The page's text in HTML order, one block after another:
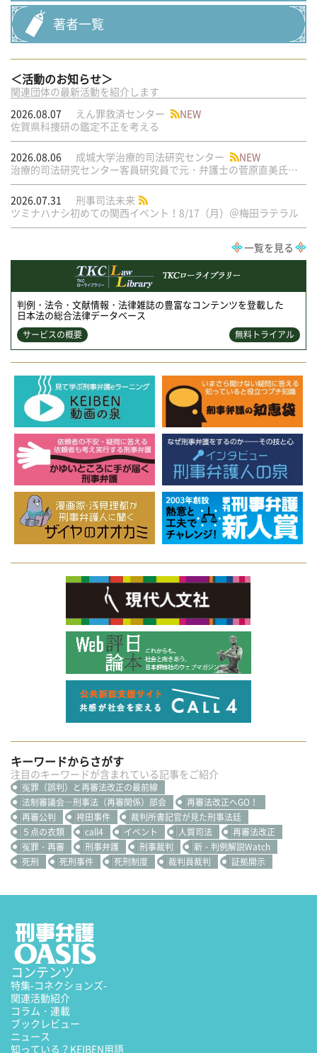
著者一覧
＜活動のお知らせ＞
関連団体の最新活動を紹介します
2026.08.07
えん罪救済センター
NEW
佐賀県科捜研の鑑定不正を考える
2026.08.06 成城大学治療的司法研究センター
NEW
治療的司法研究センター客員研究員で元・弁護士の菅原直美氏の論文が公刊されました
2026.07.31
刑事司法未来
ツミナハナシ初めての関西イベント！8/17（月）＠梅田ラテラル
一覧を見る
判例・法令・文献情報・法律雑誌の豊富なコンテンツを登載した
日本法の総合法律データベース
サービスの概要 無料トライアル
キーワードからさがす
注目のキーワードが含まれている記事をご紹介
冤罪（誤判）と再審法改正の最前線
法制審議会―刑事法（再審関係）部会
再審法改正へGO！
再審公判
袴田事件
裁判所書記官が見た刑事法廷
５点の衣類
call4 イベント 人質司法
再審法改正
冤罪・再審
刑事弁護 刑事裁判
新・判例解説Watch
死刑
死刑事件 死刑制度 裁判員裁判 証拠開示
コンテンツ
特集-コネクションズ-
関連活動紹介
コラム・連載
ブックレビュー
ニュース
知っている？KEIBEN用語